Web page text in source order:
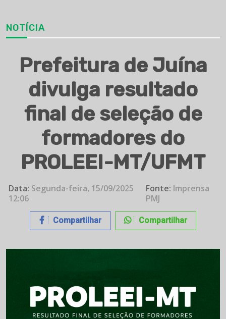
NOTÍCIA
Prefeitura de Juína
divulga resultado
final de seleção de
formadores do
PROLEEI-MT/UFMT
Data: Segunda-feira, 15/09/2025
12:06
Fonte: Imprensa
PMJ
Compartilhar Compartilhar